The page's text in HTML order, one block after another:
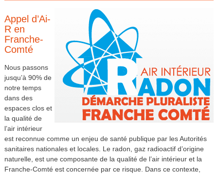
Appel d’Ai-
R en
Franche-
Comté
Nous passons
jusqu’à 90% de
notre temps
dans des
espaces clos et
la qualité de
l’air intérieur
est reconnue comme un enjeu de santé publique par les Autorités
sanitaires nationales et locales. Le radon, gaz radioactif d’origine
naturelle, est une composante de la qualité de l’air intérieur et la
Franche-Comté est concernée par ce risque. Dans ce contexte,